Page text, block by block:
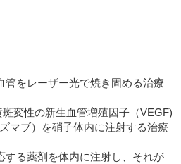
管をレーザー光で焼き固める治療
変性の新生血管増殖因子（VEGF)
マブ）を硝子体内に注射する治療
る薬剤を体内に注射し、それが